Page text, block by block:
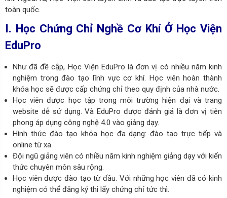
toàn quốc.
I. Học Chứng Chỉ Nghề Cơ Khí Ở Học Viện
EduPro
Như đã đề cập, Học Viện EduPro là đơn vị có nhiều năm kinh
nghiệm trong đào tạo lĩnh vực cơ khí. Học viên hoàn thành
khóa học sẽ được cấp chứng chỉ theo quy định của nhà nước.
Học viên được học tập trong môi trường hiện đại và trang
website dễ sử dụng. Và EduPro được đánh giá là đơn vị tiên
phong áp dụng công nghệ 4.0 vào giảng dạy.
Hình thức đào tạo khóa học đa dạng: đào tạo trực tiếp và
online từ xa.
Đội ngũ giảng viên có nhiều năm kinh nghiệm giảng dạy với kiến
thức chuyên môn sâu rộng.
Học viên được đào tạo từ đầu. Với những học viên đã có kinh
nghiệm có thể đăng ký thi lấy chứng chỉ tức thì.